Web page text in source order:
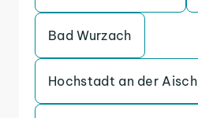
Bad Wurzach
Hochstadt an der Aisch